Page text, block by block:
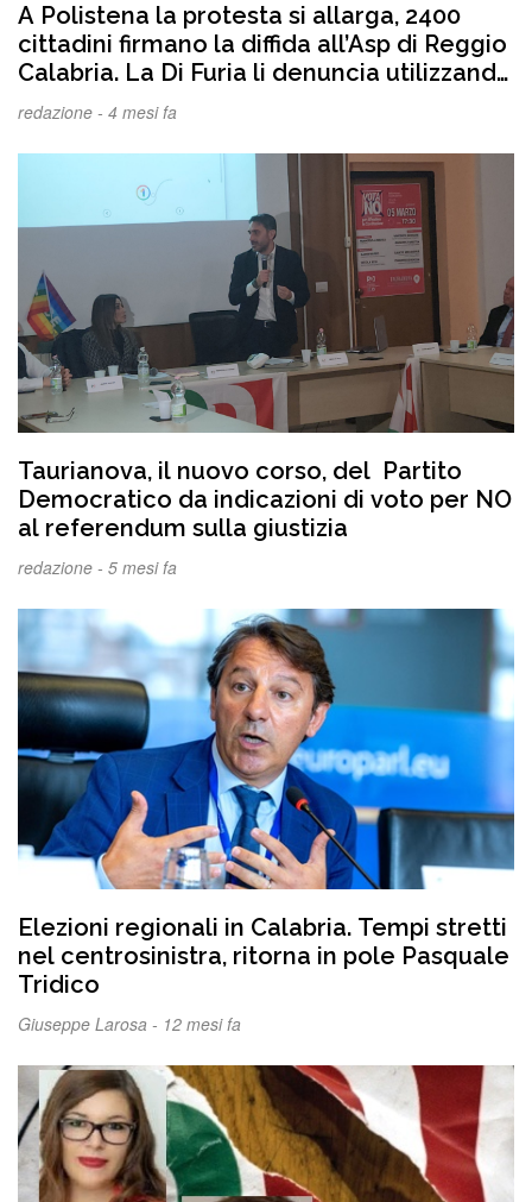
A Polistena la protesta si allarga, 2400
cittadini firmano la diffida all’Asp di Reggio
Calabria. La Di Furia li denuncia utilizzando
il decreto sicurezza. In migliaia si iscrivono
protestare
redazione - 4 mesi fa
Taurianova, il nuovo corso, del Partito
Democratico da indicazioni di voto per NO
al referendum sulla giustizia
redazione - 5 mesi fa
Elezioni regionali in Calabria. Tempi stretti
nel centrosinistra, ritorna in pole Pasquale
Tridico
Giuseppe Larosa - 12 mesi fa